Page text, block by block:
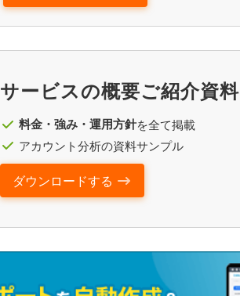
サービスの概要ご紹介資料
料金・強み・運用方針を全て掲載
アカウント分析の資料サンプル
ダウンロードする